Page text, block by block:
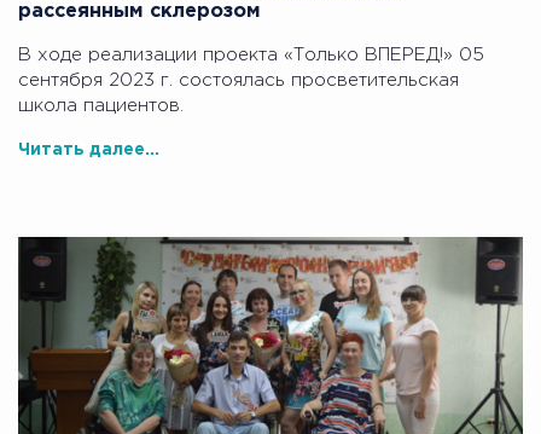
рассеянным склерозом
В ходе реализации проекта «Только ВПЕРЕД!» 05
сентября 2023 г. состоялась просветительская
школа пациентов.
Читать далее...